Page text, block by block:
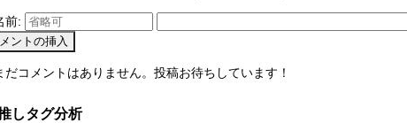
前:
だコメントはありません。投稿お待ちしています！
しタグ分析